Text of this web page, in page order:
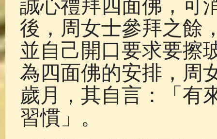
誠心禮拜四面佛，可
後，周女士參拜之餘
並自己開口要求要擦
為四面佛的安排，周
歲月，其自言：「有
習慣」。